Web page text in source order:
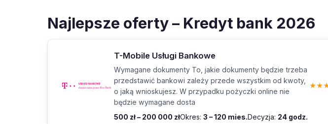
Najlepsze oferty – Kredyt bank 2026
T-Mobile Usługi Bankowe
Wymagane dokumenty To, jakie dokumenty będzie trzeba
przedstawić bankowi zależy przede wszystkim od kwoty,
o jaką wnioskujesz. W przypadku pożyczki online nie
będzie wymagane dosta
500 zł – 200 000 złOkres: 3 – 120 mies.Decyzja: 24 godz.
★★